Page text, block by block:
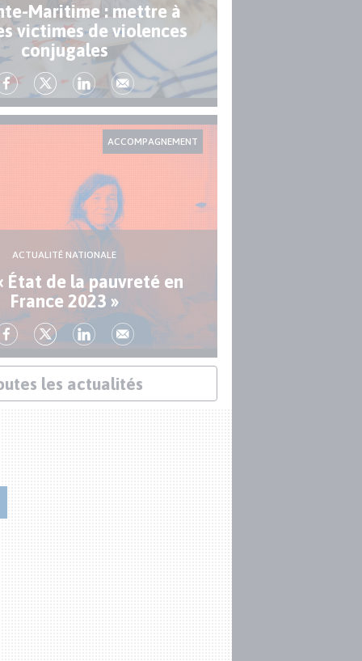
Maritime : mettre à
victimes de violences
conjugales
ACCOMPAGNEMENT
ACTUALITÉ NATIONALE
État de la pauvreté en
France 2023 »
les actualités